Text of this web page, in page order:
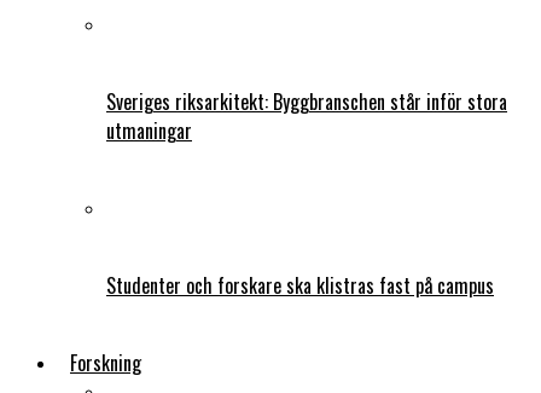
Sveriges riksarkitekt: Byggbranschen står inför stora
utmaningar
Studenter och forskare ska klistras fast på campus
Forskning